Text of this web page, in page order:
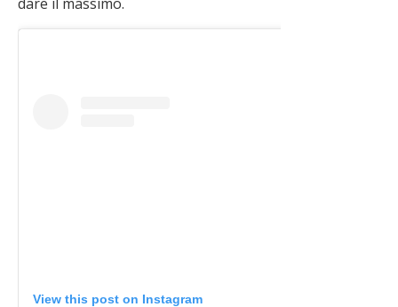
View this post on Instagram